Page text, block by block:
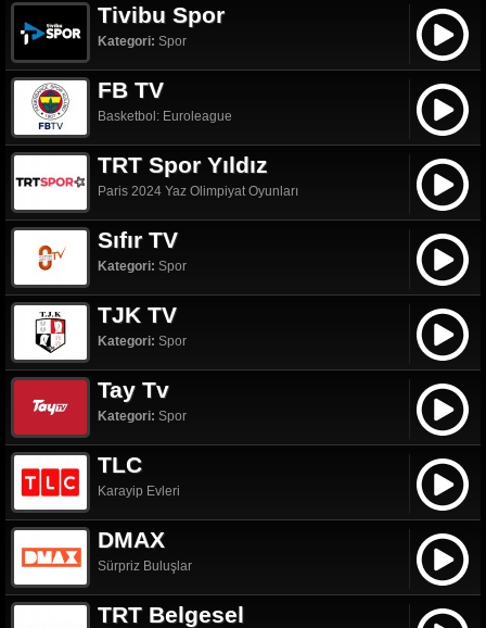
Tivibu Spor
Kategori: Spor
FB TV
Basketbol: Euroleague
TRT Spor Yıldız
Paris 2024 Yaz Olimpiyat Oyunları
Sıfır TV
Kategori: Spor
TJK TV
Kategori: Spor
Tay Tv
Kategori: Spor
TLC
Karayip Evleri
DMAX
Sürpriz Buluşlar
TRT Belgesel